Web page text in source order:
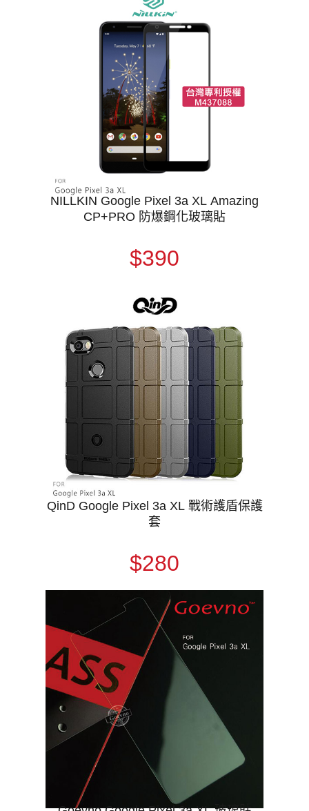
NILLKIN Google Pixel 3a XL Amazing
CP+PRO 防爆鋼化玻璃貼
$390
QinD Google Pixel 3a XL 戰術護盾保護
套
$280